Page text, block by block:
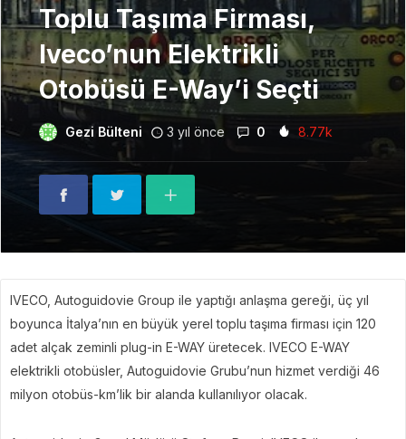
Toplu Taşıma Firması,
Iveco’nun Elektrikli
Otobüsü E-Way’i Seçti
Gezi Bülteni 3 yıl önce 0 8.77k
IVECO, Autoguidovie Group ile yaptığı anlaşma gereği, üç yıl
boyunca İtalya’nın en büyük yerel toplu taşıma firması için 120
adet alçak zeminli plug-in E-WAY üretecek. IVECO E-WAY
elektrikli otobüsler, Autoguidovie Grubu’nun hizmet verdiği 46
milyon otobüs-km’lik bir alanda kullanılıyor olacak.